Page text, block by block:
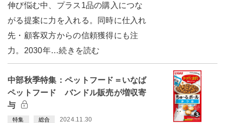
伸び悩む中、プラス1品の購入につな
がる提案に力を入れる。同時に仕入れ
先・顧客双方からの信頼獲得にも注
力。2030年…続きを読む
中部秋季特集：ペットフード＝いなば
ペットフード バンドル販売が増収寄
与
特集 総合 2024.11.30